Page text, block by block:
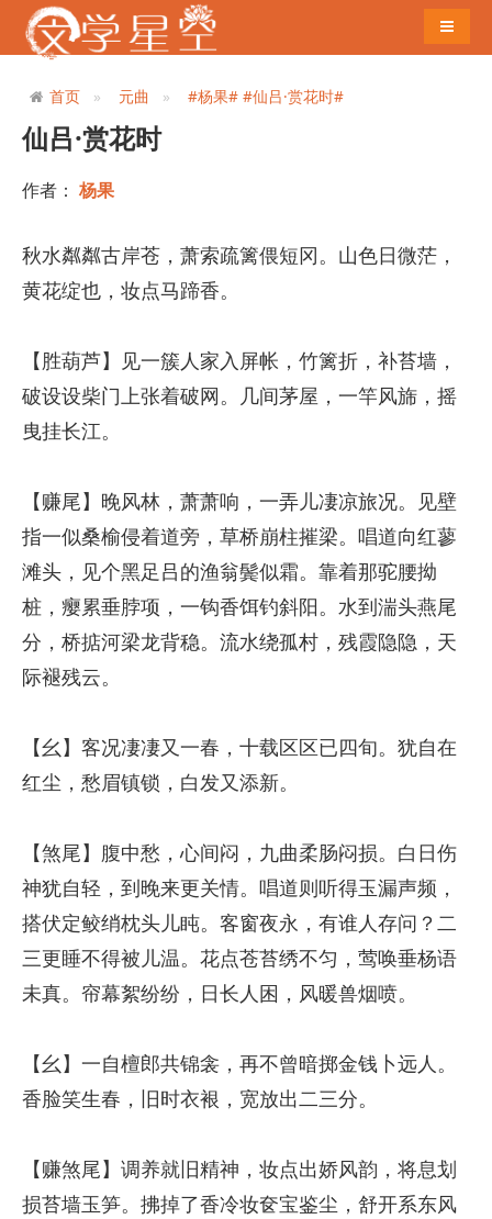
导航切
首页 元曲 #杨果# #仙吕·赏花时#
仙吕·赏花时
作者： 杨果
秋水粼粼古岸苍，萧索疏篱偎短冈。山色日微茫，
黄花绽也，妆点马蹄香。
【胜葫芦】见一簇人家入屏帐，竹篱折，补苔墙，
破设设柴门上张着破网。几间茅屋，一竿风旆，摇
曳挂长江。
【赚尾】晚风林，萧萧响，一弄儿凄凉旅况。见壁
指一似桑榆侵着道旁，草桥崩柱摧梁。唱道向红蓼
滩头，见个黑足吕的渔翁鬓似霜。靠着那驼腰拗
桩，瘿累垂脖项，一钩香饵钓斜阳。水到湍头燕尾
分，桥掂河梁龙背稳。流水绕孤村，残霞隐隐，天
际褪残云。
【幺】客况凄凄又一春，十载区区已四旬。犹自在
红尘，愁眉镇锁，白发又添新。
【煞尾】腹中愁，心间闷，九曲柔肠闷损。白日伤
神犹自轻，到晚来更关情。唱道则听得玉漏声频，
搭伏定鲛绡枕头儿盹。客窗夜永，有谁人存问？二
三更睡不得被儿温。花点苍苔绣不匀，莺唤垂杨语
未真。帘幕絮纷纷，日长人困，风暖兽烟喷。
【幺】一自檀郎共锦衾，再不曾暗掷金钱卜远人。
香脸笑生春，旧时衣裉，宽放出二三分。
【赚煞尾】调养就旧精神，妆点出娇风韵，将息划
损苔墙玉笋。拂掉了香冷妆奁宝鉴尘，舒开系东风